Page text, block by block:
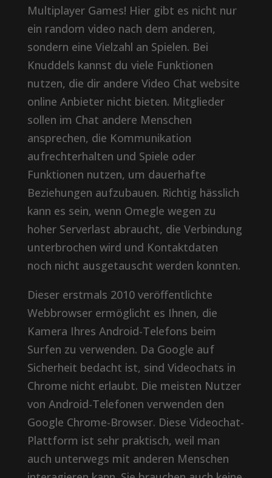
Multiplayer Games! Hier gibt es nicht nur
ein random video nach dem anderen,
sondern eine Vielzahl an Spielen. Bei
Knuddels kannst du viele Funktionen
nutzen, die dir andere Video Chat website
online Anbieter nicht bieten. Mitglieder
sollen im Chat andere Menschen
ansprechen, die Kommunikation
aufrechterhalten und Spiele oder
Funktionen nutzen, um dauerhafte
Beziehungen aufzubauen. Richtig hässlich
kann es sein, wenn Omegle wegen zu
hoher Serverlast abraucht, die Verbindung
unterbrochen wird und Kontaktdaten
noch nicht ausgetauscht werden konnten.
Dieser erstmals 2010 veröffentlichte
Webbrowser ermöglicht es Ihnen, die
Kamera Ihres Android-Telefons beim
Surfen zu verwenden. Da Google auf
Sicherheit bedacht ist, sind Videochats in
Chrome nicht erlaubt. Die meisten Nutzer
von Android-Telefonen verwenden den
Google Chrome-Browser. Diese Videochat-
Plattform ist sehr praktisch, weil man
auch unterwegs mit anderen Menschen